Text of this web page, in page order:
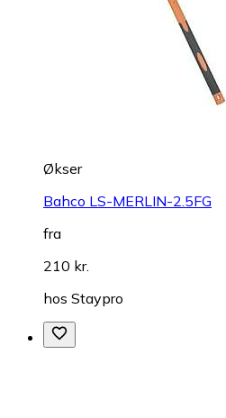
Økser
Bahco LS-MERLIN-2.5FG
fra
210 kr.
hos Staypro